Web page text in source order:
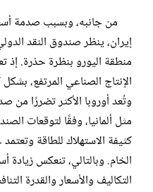
من جانبه، وبسبب صدمة
منطقة اليورو بنظرة حذرة. إذ
الإنتاج الصناعي المرتفع،
وتُعد أوروبا الأكثر تضررًا من
مثل ألمانيا، وفقًا لتوقعات
كثيفة الاستهلاك للطاقة
الخام. وبالتالي، تنعكس زيادة
التكاليف والأسعار والقدرة